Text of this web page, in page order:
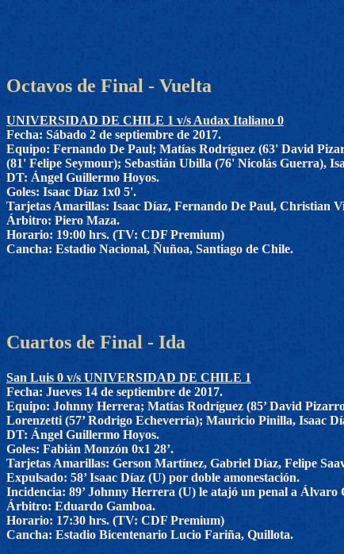
Octavos de Final - Vuelta
UNIVERSIDAD DE CHILE 1 v/s Audax Italiano 0
Fecha: Sábado 2 de septiembre de 2017.
Equipo: Fernando De Paul; Matías Rodríguez (63' David
(81' Felipe Seymour); Sebastián Ubilla (76' Nicolás Guerra),
DT: Ángel Guillermo Hoyos.
Goles: Isaac Díaz 1x0 5'.
Tarjetas Amarillas: Isaac Díaz, Fernando De Paul, Christian
Árbitro: Piero Maza.
Horario: 19:00 hrs. (TV: CDF Premium)
Cancha: Estadio Nacional, Ñuñoa, Santiago de Chile.
Cuartos de Final - Ida
San Luis 0 v/s UNIVERSIDAD DE CHILE 1
Fecha: Jueves 14 de septiembre de 2017.
Equipo: Johnny Herrera; Matías Rodríguez (85’ David
Lorenzetti (57’ Rodrigo Echeverría); Mauricio Pinilla, Isaac
DT: Ángel Guillermo Hoyos.
Goles: Fabián Monzón 0x1 28’.
Tarjetas Amarillas: Gerson Martínez, Gabriel Díaz, Felipe
Expulsado: 58’ Isaac Díaz (U) por doble amonestación.
Incidencia: 89’ Johnny Herrera (U) le atajó un penal a Álvaro
Árbitro: Eduardo Gamboa.
Horario: 17:30 hrs. (TV: CDF Premium)
Cancha: Estadio Bicentenario Lucio Fariña, Quillota.